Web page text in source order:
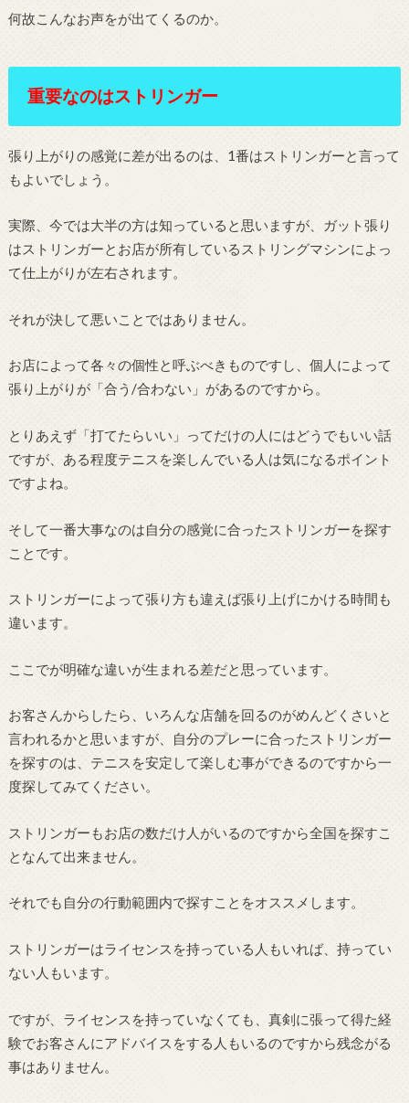
何故こんなお声をが出てくるのか。
重要なのはストリンガー
張り上がりの感覚に差が出るのは、1番はストリンガーと言って
もよいでしょう。
実際、今では大半の方は知っていると思いますが、ガット張り
はストリンガーとお店が所有しているストリングマシンによっ
て仕上がりが左右されます。
それが決して悪いことではありません。
お店によって各々の個性と呼ぶべきものですし、個人によって
張り上がりが「合う/合わない」があるのですから。
とりあえず「打てたらいい」ってだけの人にはどうでもいい話
ですが、ある程度テニスを楽しんでいる人は気になるポイント
ですよね。
そして一番大事なのは自分の感覚に合ったストリンガーを探す
ことです。
ストリンガーによって張り方も違えば張り上げにかける時間も
違います。
ここでが明確な違いが生まれる差だと思っています。
お客さんからしたら、いろんな店舗を回るのがめんどくさいと
言われるかと思いますが、自分のプレーに合ったストリンガー
を探すのは、テニスを安定して楽しむ事ができるのですから一
度探してみてください。
ストリンガーもお店の数だけ人がいるのですから全国を探すこ
となんて出来ません。
それでも自分の行動範囲内で探すことをオススメします。
ストリンガーはライセンスを持っている人もいれば、持ってい
ない人もいます。
ですが、ライセンスを持っていなくても、真剣に張って得た経
験でお客さんにアドバイスをする人もいるのですから残念がる
事はありません。